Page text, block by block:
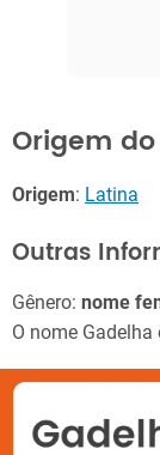
Origem
Origem: Latina
Outras
Gênero: nome
O nome